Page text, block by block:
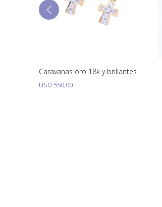
Caravanas oro 18k y brillantes
USD 550,00